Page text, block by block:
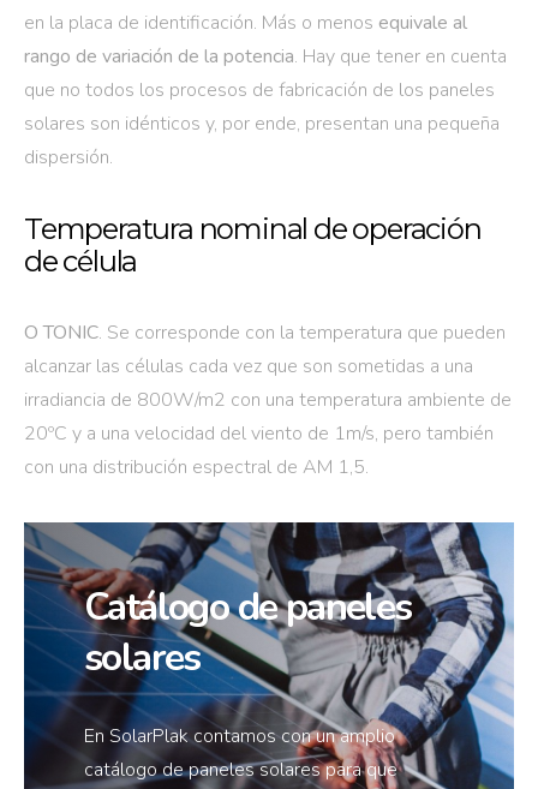
en la placa de identificación. Más o menos equivale al
rango de variación de la potencia. Hay que tener en cuenta
que no todos los procesos de fabricación de los paneles
solares son idénticos y, por ende, presentan una pequeña
dispersión.
Temperatura nominal de operación
de célula
O TONIC. Se corresponde con la temperatura que pueden
alcanzar las células cada vez que son sometidas a una
irradiancia de 800W/m2 con una temperatura ambiente de
20ºC y a una velocidad del viento de 1m/s, pero también
con una distribución espectral de AM 1,5.
Catálogo de paneles
solares
En SolarPlak contamos con un amplio
catálogo de paneles solares para que